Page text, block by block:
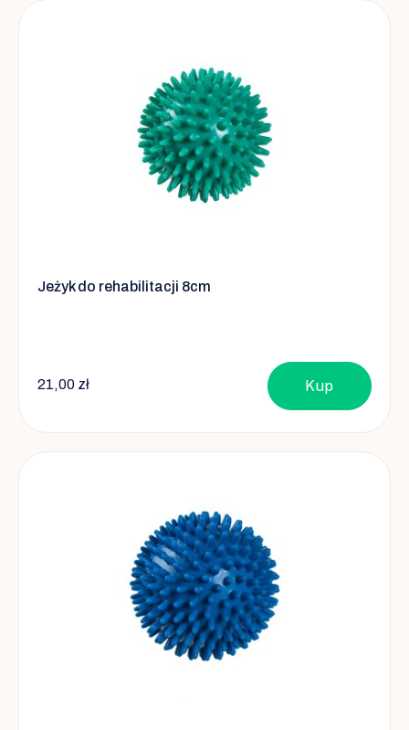
Jeżyk do rehabilitacji 8cm
21,00 zł Kup